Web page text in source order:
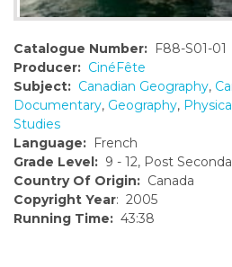
Catalogue Number: F88-S01-01
Producer: CinéFête
Subject: Canadian Geography,
Documentary, Geography,
Studies
Language: French
Grade Level: 9 - 12, Post
Country Of Origin: Canada
Copyright Year: 2005
Running Time: 43:38